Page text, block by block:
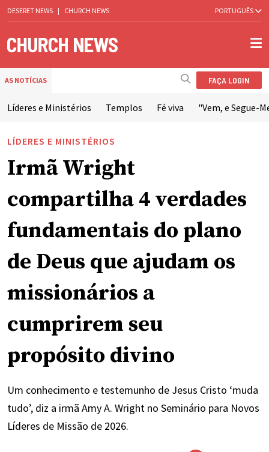
DESERET NEWS | CHURCH NEWS PORTUGUÊS
AS NOTÍCIAS FAÇA LOGIN
Líderes e Ministérios Templos Fé viva "Vem, e Segue-
LÍDERES E MINISTÉRIOS
Irmã Wright
compartilha 4 verdades
fundamentais do plano
de Deus que ajudam os
missionários a
cumprirem seu
propósito divino
Um conhecimento e testemunho de Jesus Cristo ‘muda
tudo’, diz a irmã Amy A. Wright no Seminário para Novos
Líderes de Missão de 2026.